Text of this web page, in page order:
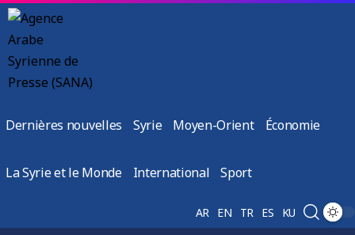
Dernières nouvelles Syrie Moyen-Orient Économie
La Syrie et le Monde International Sport
AR EN TR ES KU